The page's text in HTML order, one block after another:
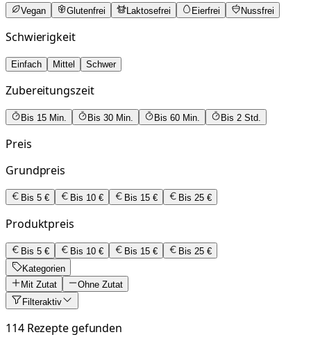
Vegan Glutenfrei Laktosefrei Eierfrei Nussfrei
Schwierigkeit
Einfach Mittel Schwer
Zubereitungszeit
Bis 15 Min. Bis 30 Min. Bis 60 Min. Bis 2 Std.
Preis
Grundpreis
Bis 5 € Bis 10 € Bis 15 € Bis 25 €
Produktpreis
Bis 5 € Bis 10 € Bis 15 €
Bis 25 €
Kategorien
Mit Zutat
Ohne Zutat
Filteraktiv
114 Rezepte gefunden